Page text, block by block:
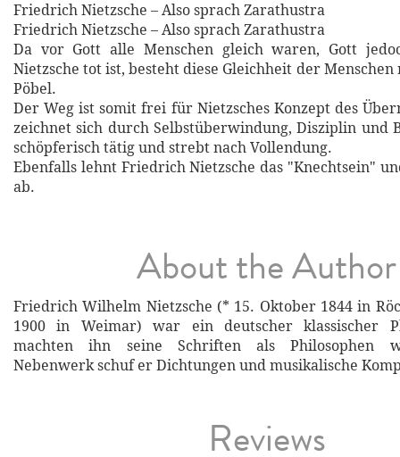
Friedrich Nietzsche – Also sprach Zarathustra
Friedrich Nietzsche – Also sprach Zarathustra
Da vor Gott alle Menschen gleich waren, Gott
Nietzsche tot ist, besteht diese Gleichheit der
Pöbel.
Der Weg ist somit frei für Nietzsches Konzept des
zeichnet sich durch Selbstüberwindung, Disziplin und
schöpferisch tätig und strebt nach Vollendung.
Ebenfalls lehnt Friedrich Nietzsche das "Knechtsein"
ab.
About the Author
Friedrich Wilhelm Nietzsche (* 15. Oktober 1844 in
1900 in Weimar) war ein deutscher klassischer
machten ihn seine Schriften als Philosophen
Nebenwerk schuf er Dichtungen und musikalische
Reviews